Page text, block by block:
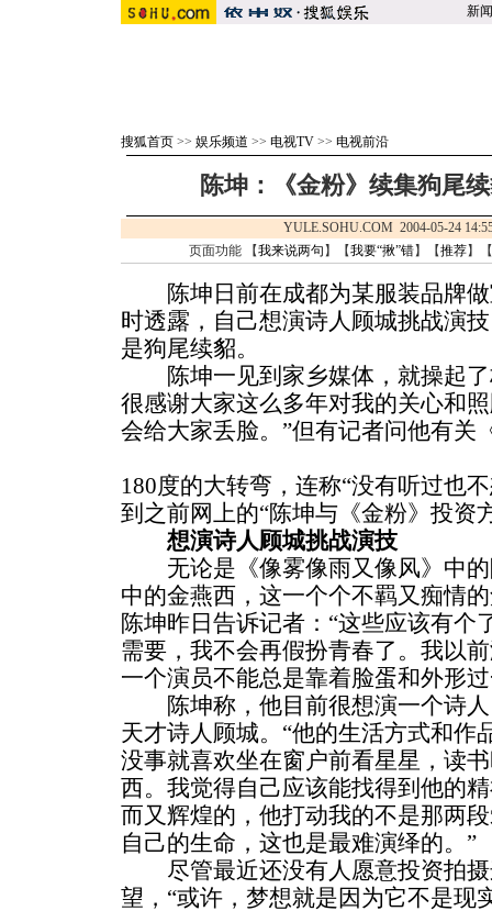
新闻
搜狐首页 >> 娱乐频道 >> 电视TV >> 电视前沿
陈坤：《金粉》续集狗尾
YULE.SOHU.COM 2004-05-24
页面功能 【我来说两句 】【我要“揪”错】【推荐】
陈坤日前在成都为某服装品牌做
时透露，自己想演诗人顾城挑战演
是狗尾续貂。
陈坤一见到家乡媒体，就操起了
很感谢大家这么多年对我的关心和
会给大家丢脸。”但有记者问他有关
180度的大转弯，连称“没有听过也
到之前网上的“陈坤与《金粉》投资
想演诗人顾城挑战演技
无论是《像雾像雨又像风》中的
中的金燕西，这一个个不羁又痴情
陈坤昨日告诉记者：“这些应该有个
需要，我不会再假扮青春了。我以
一个演员不能总是靠着脸蛋和外形
陈坤称，他目前很想演一个诗人
天才诗人顾城。“他的生活方式和作
没事就喜欢坐在窗户前看星星，读
西。我觉得自己应该能找得到他的
而又辉煌的，他打动我的不是那两
自己的生命，这也是最难演绎的。”
尽管最近还没有人愿意投资拍摄
望，“或许，梦想就是因为它不是现